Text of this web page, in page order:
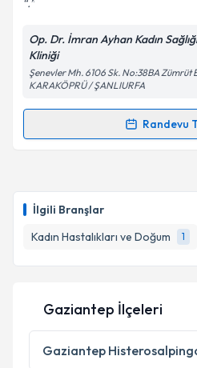
İlgili Branşlar
Kadın Hastalıkları ve Doğum
1
Metni'ni okudum ve
Takvim
.
Op. Dr. İmran Ayhan Kadın
Kliniği
Şenevler Mh. 6106 Sk. No:38BA Zümrüt
KARAKÖPRÜ / ŞANLIURFA
Randevu
Randevu Takvimi
takvim hazırlandığında e-
Kişisel verilerimin
Metni
'ni okudum ve
kapsamda işlenmesini
Gaziantep İlçeleri
Gaziantep